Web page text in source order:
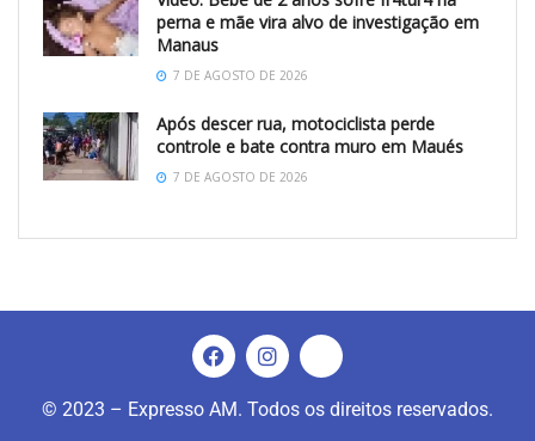
perna e mãe vira alvo de investigação em
Manaus
7 DE AGOSTO DE 2026
Após descer rua, motociclista perde
controle e bate contra muro em Maués
7 DE AGOSTO DE 2026
© 2023 – Expresso AM. Todos os direitos reservados.